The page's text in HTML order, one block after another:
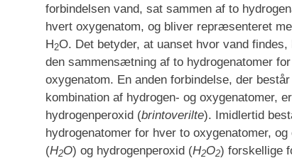
forbindelsen vand, sat sammen af to
hvert oxygenatom, og bliver repræsenteret
H2O. Det betyder, at uanset hvor vand findes,
den sammensætning af to hydrogenatomer
oxygenatom. En anden forbindelse, der
kombination af hydrogen- og oxygenatomer, er
hydrogenperoxid (brintoverilte). Imidlertid
hydrogenatomer for hver to oxygenatomer,
(H2O) og hydrogenperoxid (H2O2) forskellige